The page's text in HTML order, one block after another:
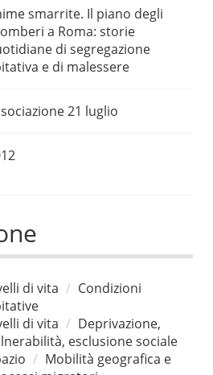
smarrite. Il piano degli
a Roma: storie
di segregazione
e di malessere
21 luglio
di vita
Condizioni
di vita
Deprivazione,
esclusione sociale
Mobilità geografica e